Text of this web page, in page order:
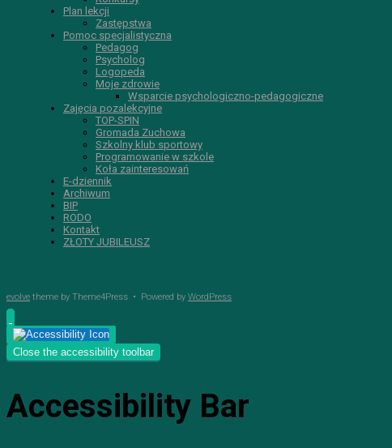
Plan lekcji
Zastępstwa
Pomoc specjalistyczna
Pedagog
Psycholog
Logopeda
Moje zdrowie
Wsparcie psychologiczno-pedagogiczne
Zajęcia pozalekcyjne
TOP-SPIN
Gromada Zuchowa
Szkolny klub sportowy
Programowanie w szkole
Koła zainteresowań
E-dziennik
Archiwum
BIP
RODO
Kontakt
ZŁOTY JUBILEUSZ
evolve theme by Theme4Press • Powered by WordPress
Close the accessibility toolbar
Accessibility Bar